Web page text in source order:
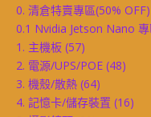
0. 清倉特賣專區(50% OFF)
0.1 Nvidia Jetson Nano 專
1. 主機板 (57)
2. 電源/UPS/POE (48)
3. 機殼/散熱 (64)
4. 記憶卡/儲存裝置 (16)